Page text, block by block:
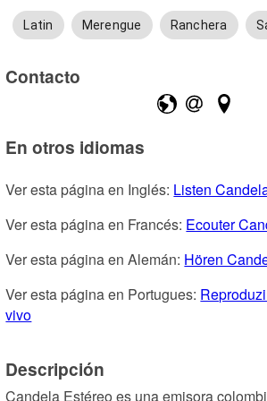
Latin Merengue Ranchera
Contacto
En otros idiomas
Ver esta página en Inglés: Listen
Ver esta página en Francés: Ecouter
Ver esta página en Alemán: Hören
Ver esta página en Portugues:
vivo
Descripción
Candela Estéreo es una emisora